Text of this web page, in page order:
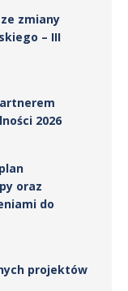
zmiany
– III
2026
oraz
do
projektów